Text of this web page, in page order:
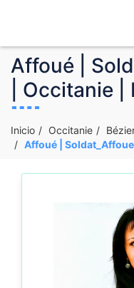
Affoué |
| Occitanie |
Inicio Occitanie
Affoué |